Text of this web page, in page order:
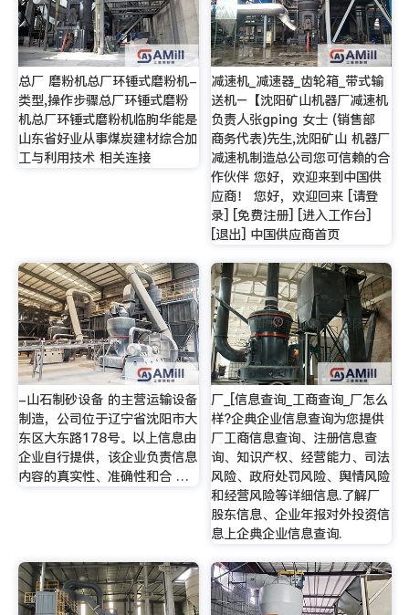
总厂 磨粉机总厂环锤式磨粉机-
类型,操作步骤总厂环锤式磨粉
机总厂环锤式磨粉机临朐华能是
山东省好业从事煤炭建材综合加
工与利用技术 相关连接
减速机_减速器_齿轮箱_带式输
送机–【沈阳矿山机器厂减速机
负责人张gping 女士 (销售部
商务代表)先生,沈阳矿山 机器厂
减速机制造总公司您可信赖的合
作伙伴 您好，欢迎来到中国供
应商！ 您好，欢迎回来 [请登
录] [免费注册] [进入工作台]
[退出] 中国供应商首页
-山石制砂设备 的主营运输设备
制造，公司位于辽宁省沈阳市大
东区大东路178号。以上信息由
企业自行提供，该企业负责信息
内容的真实性、准确性和合 …
厂_[信息查询_工商查询_厂怎么
样?企典企业信息查询为您提供
厂工商信息查询、注册信息查
询、知识产权、经营能力、司法
风险、政府处罚风险、舆情风险
和经营风险等详细信息.了解厂
股东信息、企业年报对外投资信
息上企典企业信息查询.